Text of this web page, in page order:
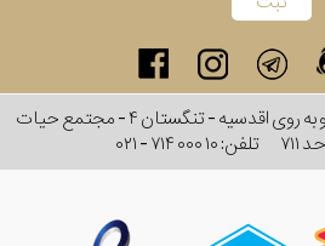
آدرس: تهران - خ پاسداران - رو به روی اقدسیه - تنگستان ۴ - مجتمع حیات
تلفن:۰۲۱ - ۷۱۴ ۰۰۰ ۱۰